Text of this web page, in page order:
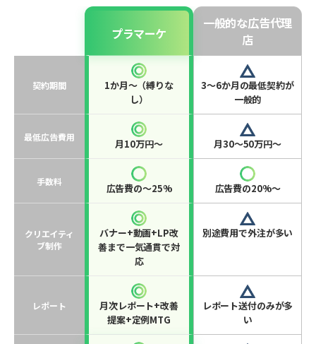
プラマーケ
一般的な広告代理
店
契約期間
1か月〜（縛りな
し）
3〜6か月の最低契約が
一般的
最低広告費用
月10万円〜 月30〜50万円〜
手数料
広告費の〜25% 広告費の20%〜
クリエイティ
ブ制作
バナー+動画+LP改
善まで一気通貫で対
応
別途費用で外注が多い
レポート
月次レポート+改善
提案+定例MTG
レポート送付のみが多
い